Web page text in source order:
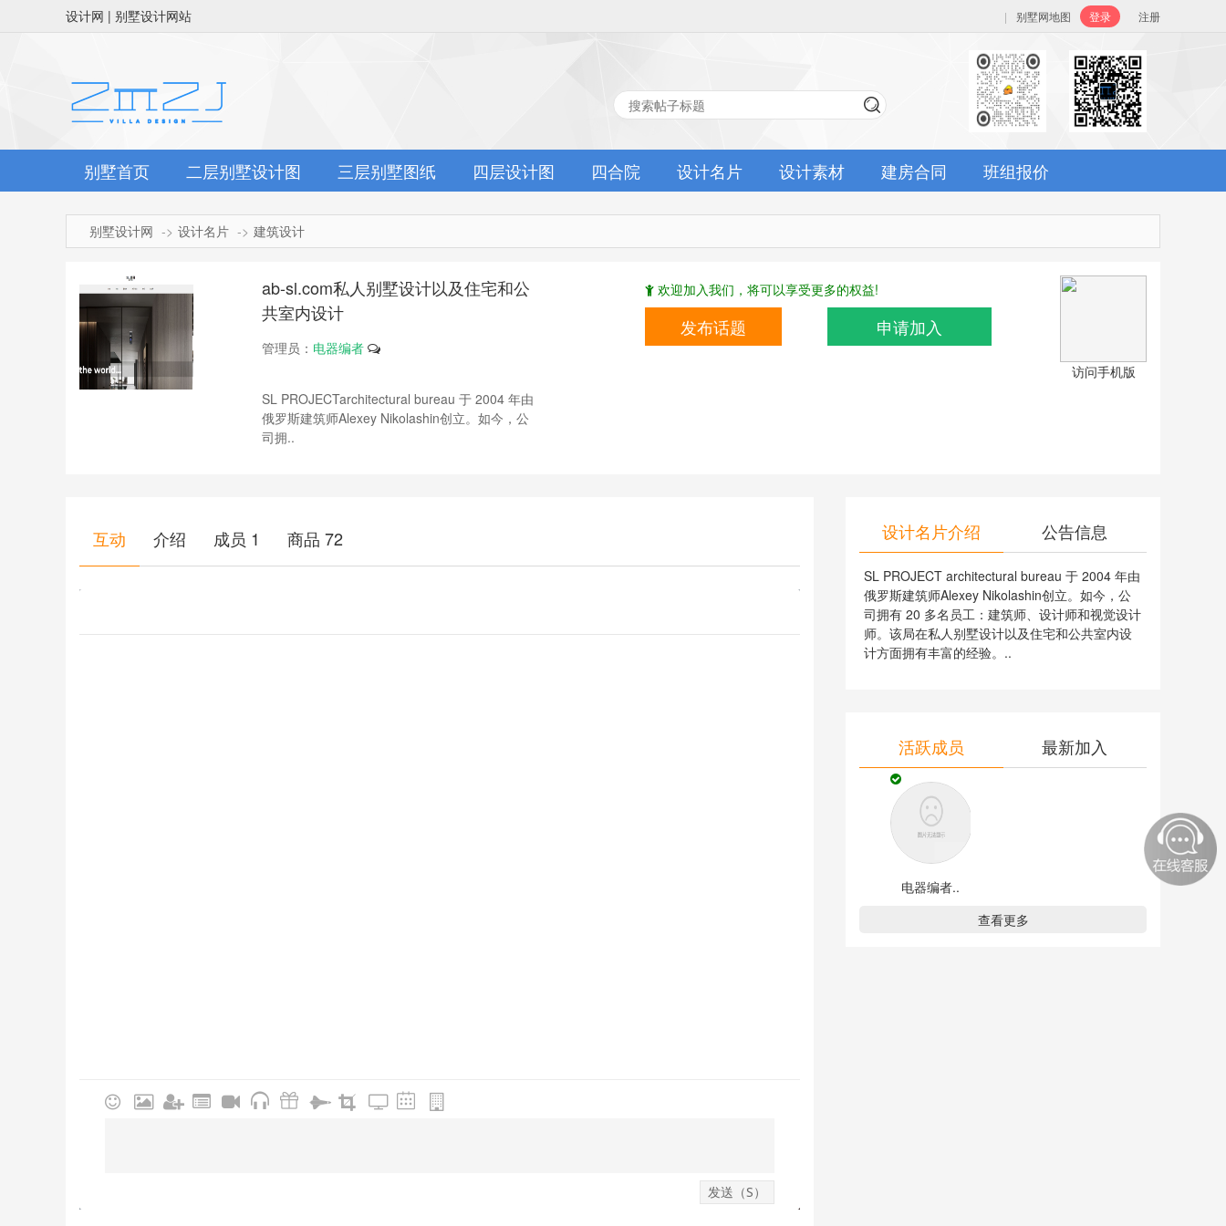
设计网 | 别墅设计网站 登录 注册
| 别墅网地图
别墅首页 二层别墅设计图 三层别墅图纸 四层设计图 四合院 设计名片 设计素材 建房合同 班组报价
别墅设计网 设计名片 建筑设计
ab-sl.com私人别墅设计以及住宅和公
共室内设计
管理员： 电器编者
SL PROJECTarchitectural bureau 于 2004 年由
俄罗斯建筑师Alexey Nikolashin创立。如今，公
司拥..
欢迎加入我们，将可以享受更多的权益!
发布话题 申请加入
访问手机版
互动 介绍 成员 1 商品 72 设计名片介绍 公告信息
SL PROJECT architectural bureau 于 2004 年由
俄罗斯建筑师Alexey Nikolashin创立。如今，公
司拥有 20 多名员工：建筑师、设计师和视觉设计
师。该局在私人别墅设计以及住宅和公共室内设
计方面拥有丰富的经验。..
活跃成员 最新加入
电器编者..
查看更多